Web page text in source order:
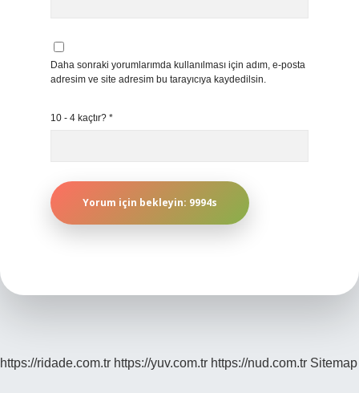
Daha sonraki yorumlarımda kullanılması için adım, e-posta
adresim ve site adresim bu tarayıcıya kaydedilsin.
10 - 4 kaçtır? *
https://ridade.com.tr https://yuv.com.tr https://nud.com.tr Sitemap